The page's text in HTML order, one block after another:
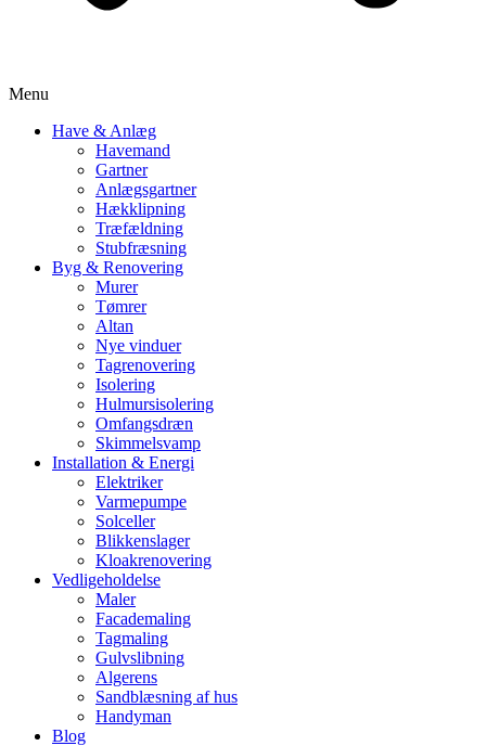
Menu
Have & Anlæg
Havemand
Gartner
Anlægsgartner
Hækklipning
Træfældning
Stubfræsning
Byg & Renovering
Murer
Tømrer
Altan
Nye vinduer
Tagrenovering
Isolering
Hulmursisolering
Omfangsdræn
Skimmelsvamp
Installation & Energi
Elektriker
Varmepumpe
Solceller
Blikkenslager
Kloakrenovering
Vedligeholdelse
Maler
Facademaling
Tagmaling
Gulvslibning
Algerens
Sandblæsning af hus
Handyman
Blog